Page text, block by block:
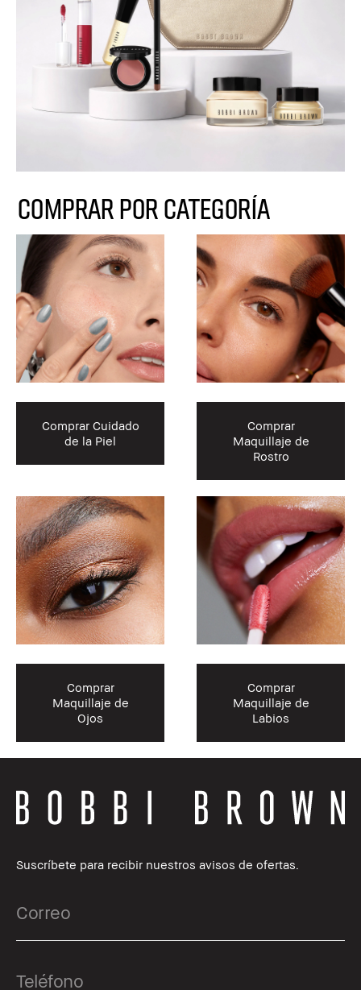
COMPRAR POR CATEGORÍA
Comprar Cuidado
de la Piel
Comprar
Maquillaje de
Rostro
Comprar
Maquillaje de
Ojos
Comprar
Maquillaje de
Labios
Suscríbete para recibir nuestros avisos de ofertas.